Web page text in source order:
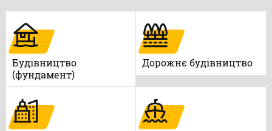
Будівництво
(фундамент)
Дорожнє будівництво